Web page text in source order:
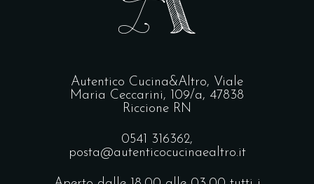
Autentico Cucina&Altro, Viale
Maria Ceccarini, 109/a, 47838
Riccione RN
0541 316362,
posta@autenticocucinaealtro.it